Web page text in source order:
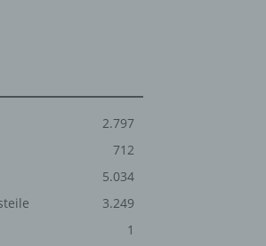
2.797
712
5.034
3.249
1